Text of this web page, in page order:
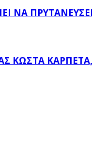
ΝΑ
ΚΏΣΤΑ